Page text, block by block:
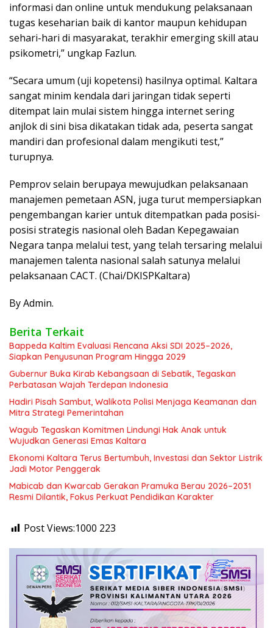
informasi dan online untuk mendukung pelaksanaan
tugas keseharian baik di kantor maupun kehidupan
sehari-hari di masyarakat, terakhir emerging skill atau
psikometri,” ungkap Fazlun.
“Secara umum (uji kopetensi) hasilnya optimal. Kaltara
sangat minim kendala dari jaringan tidak seperti
ditempat lain mulai sistem hingga internet sering
anjlok di sini bisa dikatakan tidak ada, peserta sangat
mandiri dan profesional dalam mengikuti test,”
turupnya.
Pemprov selain berupaya mewujudkan pelaksanaan
manajemen pemetaan ASN, juga turut mempersiapkan
pengembangan karier untuk ditempatkan pada posisi-
posisi strategis nasional oleh Badan Kepegawaian
Negara tanpa melalui test, yang telah tersaring melalui
manajemen talenta nasional salah satunya melalui
pelaksanaan CACT. (Chai/DKISPKaltara)
By Admin.
Berita Terkait
Bappeda Kaltim Evaluasi Rencana Aksi SDI 2025–2026,
Siapkan Penyusunan Program Hingga 2029
Gubernur Buka Kirab Kebangsaan di Sebatik, Tegaskan
Perbatasan Wajah Terdepan Indonesia
Hadiri Pisah Sambut, Walikota Polisi Menjaga Keamanan dan
Mitra Strategi Pemerintahan
Wagub Tegaskan Komitmen Lindungi Hak Anak untuk
Wujudkan Generasi Emas Kaltara
Ekonomi Kaltara Terus Bertumbuh, Investasi dan Sektor Listrik
Jadi Motor Penggerak
Mabicab dan Kwarcab Gerakan Pramuka Berau 2026–2031
Resmi Dilantik, Fokus Perkuat Pendidikan Karakter
Post Views:1000 223